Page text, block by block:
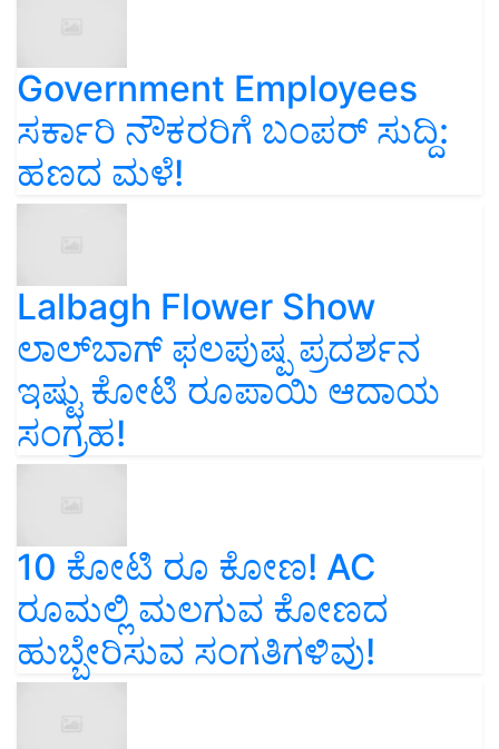
Government Employees
ಸರ್ಕಾರಿ ನೌಕರರಿಗೆ ಬಂಪರ್‌ ಸುದ್ದಿ:
ಹಣದ ಮಳೆ!
Lalbagh Flower Show
ಲಾಲ್‌ಬಾಗ್ ಫಲಪುಷ್ಪ ಪ್ರದರ್ಶನ
ಇಷ್ಟು ಕೋಟಿ ರೂಪಾಯಿ ಆದಾಯ
ಸಂಗ್ರಹ!
10 ಕೋಟಿ ರೂ ಕೋಣ! AC
ರೂಮಲ್ಲಿ ಮಲಗುವ ಕೋಣದ
ಹುಬ್ಬೇರಿಸುವ ಸಂಗತಿಗಳಿವು!